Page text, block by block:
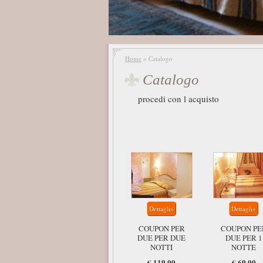
Home » Catalogo
Catalogo
procedi con l acquisto
COUPON PER
DUE PER DUE
NOTTI
COUPON
DUE PER 1
NOTTE